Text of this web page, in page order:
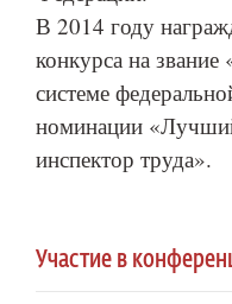
В 2014 году
конкурса на
системе
номинации
инспектор труда».
Участие в